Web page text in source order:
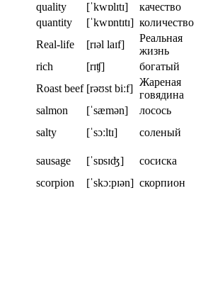
quality
[ˈkwɒlɪtɪ] качество
quantity
[ˈkwɒntɪtɪ] количество
Real-life
[rɪəl laɪf]
Реальная
жизнь
rich
[rɪʧ] богатый
Roast beef [rəʊst biːf]
Жареная
говядина
salmon
[ˈsæmən] лосось
salty
[ˈsɔːltɪ] соленый
sausage
[ˈsɒsɪʤ] сосиска
scorpion
[ˈskɔːpɪən] скорпион